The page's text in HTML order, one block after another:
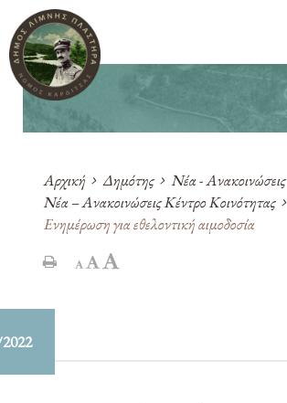
Αρχική Δημότης Νέα - Ανακοινώσεις
Νέα – Ανακοινώσεις Κέντρο Κοινότητας
Ενημέρωση για εθελοντική αιμοδοσία